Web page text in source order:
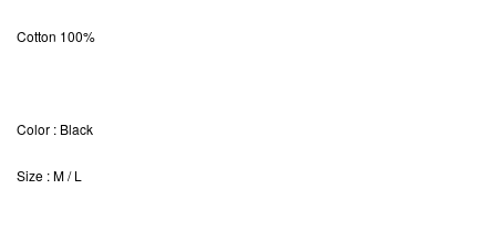
Cotton 100%
Color : Black
Size : M / L